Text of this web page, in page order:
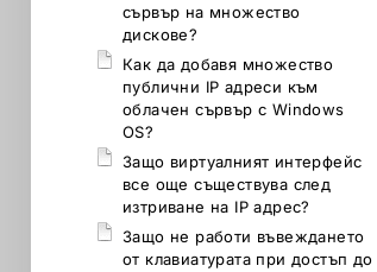
сървър на множество
дискове?
Как да добавя множество
публични IP адреси към
облачен сървър с Windows
OS?
Защо виртуалният интерфейс
все още съществува след
изтриване на IP адрес?
Защо не работи въвеждането
от клавиатурата при достъп до